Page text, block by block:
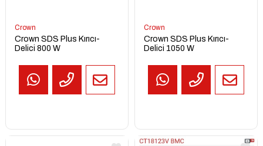
Crown
Crown SDS Plus Kırıcı-
Delici 800 W
Crown
Crown SDS Plus Kırıcı-
Delici 1050 W